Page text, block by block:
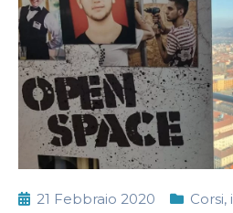
21 Febbraio 2020 Corsi,